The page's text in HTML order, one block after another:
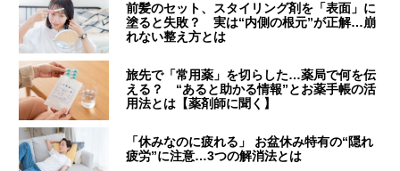
前髪のセット、スタイリング剤を「表面」に
塗ると失敗？ 実は“内側の根元”が正解…崩
れない整え方とは
旅先で「常用薬」を切らした…薬局で何を伝
える？ “あると助かる情報”とお薬手帳の活
用法とは【薬剤師に聞く】
「休みなのに疲れる」 お盆休み特有の“隠れ
疲労”に注意…3つの解消法とは